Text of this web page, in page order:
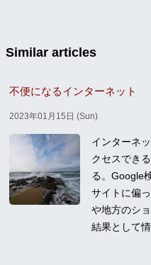
Similar articles
不便になるインターネット
2023年01月15日 (Sun)
インターネ
クセスでき
る。Google
サイトに偏
や地方のシ
結果として